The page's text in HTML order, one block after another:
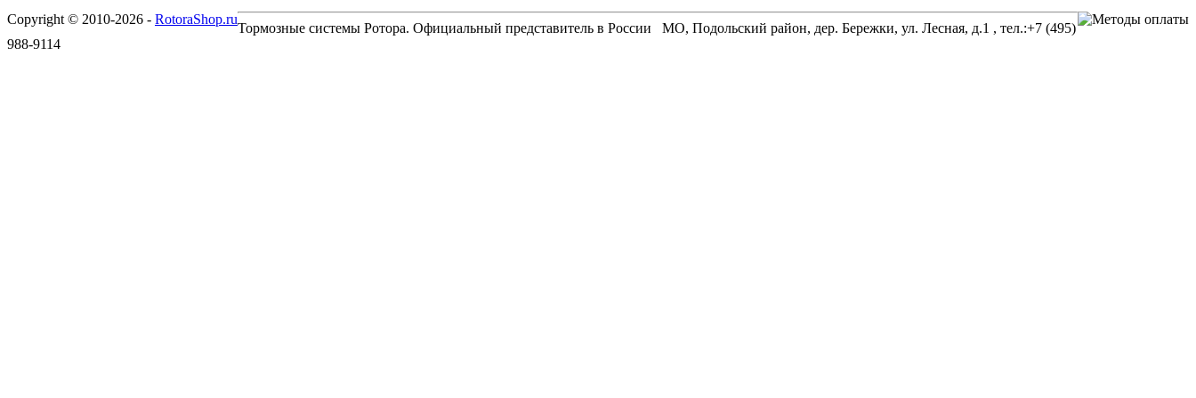
Copyright © 2010-2026 - RotoraShop.ru
Тормозные системы Ротора. Официальный представитель в России МО, Подольский район, дер. Бережки, ул. Лесная, д.1 , тел.:+7 (495)
988-9114